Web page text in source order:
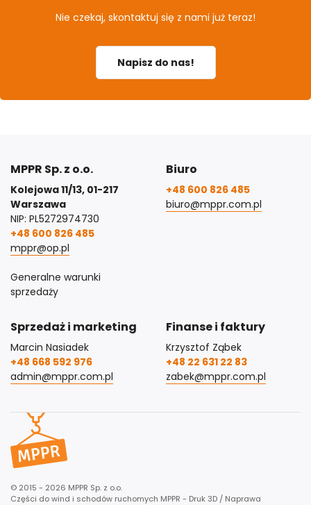
Nie czekaj, skontaktuj się z nami już teraz!
Napisz do nas!
MPPR Sp. z o.o.
Kolejowa 11/13, 01-217
Warszawa
NIP: PL5272974730
+48 600 826 485
mppr@op.pl
Generalne warunki
sprzedaży
Biuro
+48 600 826 485
biuro@mppr.com.pl
Sprzedaż i marketing
Marcin Nasiadek
+48 668 592 976
admin@mppr.com.pl
Finanse i faktury
Krzysztof Ząbek
+48 22 631 22 83
zabek@mppr.com.pl
© 2015 - 2026 MPPR Sp. z o.o.
Części do wind i schodów ruchomych MPPR - Druk 3D / Naprawa